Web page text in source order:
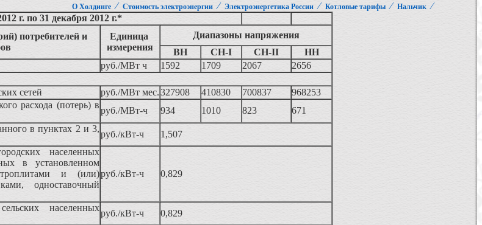
О Холдинге ⁄ Стоимость электроэнергии ⁄ Электроэнергетика России ⁄ Котловые тарифы ⁄ Нальчик ⁄
г. по 31 декабря 2012 г.*
потребителей и
Единица
измерения
Диапазоны напряжения
ВН
СН-I СН-II
НН
руб./МВт ч 1592 1709 2067
2656
сетей руб./МВт мес.327908 410830 700837
968253
расхода (потерь) в
руб./МВт-ч 934 1010 823 671
в пунктах 2 и 3,
руб./кВт-ч 1,507
населенных
в установленном
и (или)
одноставочный
руб./кВт-ч 0,829
населенных
руб./кВт-ч 0,829